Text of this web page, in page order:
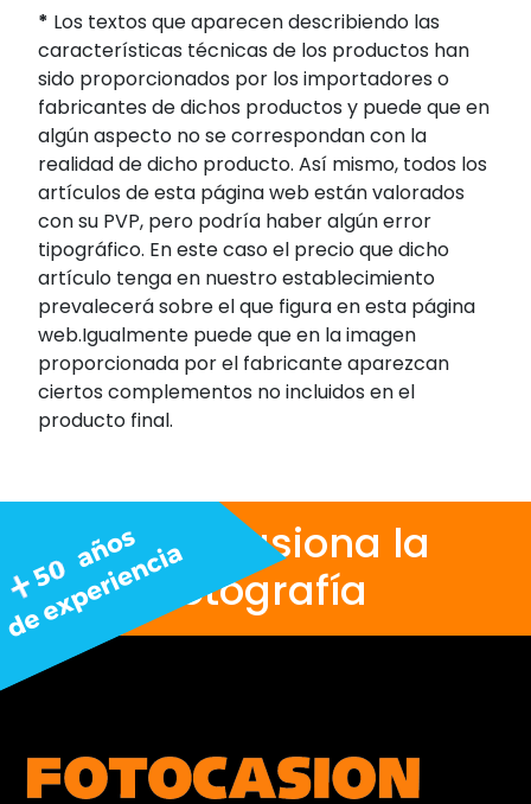
* Los textos que aparecen describiendo las
características técnicas de los productos han
sido proporcionados por los importadores o
fabricantes de dichos productos y puede que en
algún aspecto no se correspondan con la
realidad de dicho producto. Así mismo, todos los
artículos de esta página web están valorados
con su PVP, pero podría haber algún error
tipográfico. En este caso el precio que dicho
artículo tenga en nuestro establecimiento
prevalecerá sobre el que figura en esta página
web.Igualmente puede que en la imagen
proporcionada por el fabricante aparezcan
ciertos complementos no incluidos en el
producto final.
Nos apasiona la
fotografía